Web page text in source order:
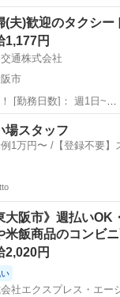
。 ※デイサービスを利
バン・ハイエース)
助・車い...
ドライバー
(夫)歓迎のタクシー
1,177円
通株式会社
市
~
12:00~16:00/
日 などから選べます [勤務地・最寄駅]： 大阪...
ドライバー
場スタッフ
例1万円〜 /【登録不要】
大阪市》週払い
米飯商品のコンビ
2,020円
社エクスプレス・エー